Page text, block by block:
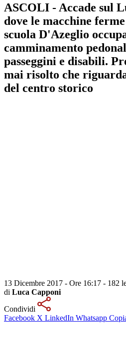
ASCOLI - Accade sul
dove le macchine
scuola D'Azeglio
camminamento
passeggini e disabili.
mai risolto che
del centro storico
13 Dicembre 2017 - Ore 16:17 - 182
di Luca Capponi
Condividi
Facebook X LinkedIn Whatsapp